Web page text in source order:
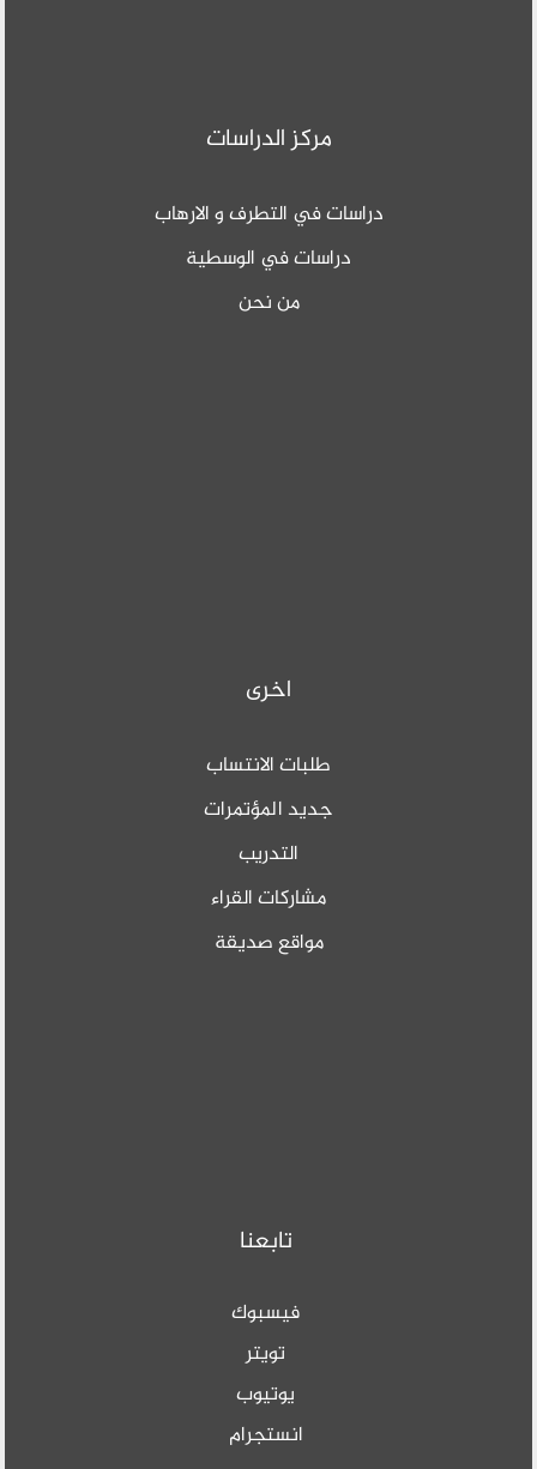
مركز الدراسات
دراسات في التطرف و الارهاب
دراسات في الوسطية
من نحن
اخرى
طلبات الانتساب
جديد المؤتمرات
التدريب
مشاركات القراء
مواقع صديقة
تابعنا
فيسبوك
تويتر
يوتيوب
انستجرام